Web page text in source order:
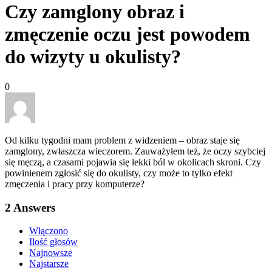
Czy zamglony obraz i
zmęczenie oczu jest powodem
do wizyty u okulisty?
0
Od kilku tygodni mam problem z widzeniem – obraz staje się
zamglony, zwłaszcza wieczorem. Zauważyłem też, że oczy szybciej
się męczą, a czasami pojawia się lekki ból w okolicach skroni. Czy
powinienem zgłosić się do okulisty, czy może to tylko efekt
zmęczenia i pracy przy komputerze?
2 Answers
Włączono
Ilość głosów
Najnowsze
Najstarsze